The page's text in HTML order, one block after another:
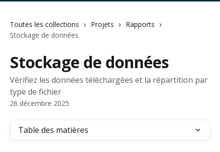
Toutes les collections Projets
Rapports
Stockage de données
Stockage de données
Vérifiez les données téléchargées et la répartition par
type de fichier
26 décembre 2025
Table des matières